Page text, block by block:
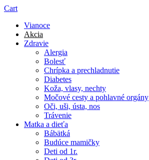
Cart
Vianoce
Akcia
Zdravie
Alergia
Bolesť
Chrípka a prechladnutie
Diabetes
Koža, vlasy, nechty
Močové cesty a pohlavné orgány
Oči, uši, ústa, nos
Trávenie
Matka a dieťa
Bábätká
Budúce mamičky
Deti od 1r.